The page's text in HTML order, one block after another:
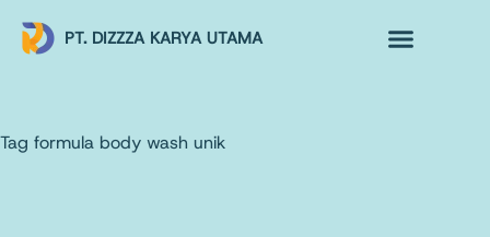
PT. DIZZZA KARYA UTAMA
Tag formula body wash unik